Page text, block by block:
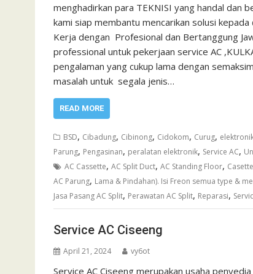
menghadirkan para TEKNISI yang handal dan
kami siap membantu mencarikan solusi
Kerja dengan Profesional dan Bertanggung
professional untuk pekerjaan service AC
pengalaman yang cukup lama dengan
masalah untuk segala jenis…
READ MORE
BSD, Cibadung, Cibinong, Cidokom, Curug,
Parung, Pengasinan, peralatan elektronik, Service AC,
AC Cassette, AC Split Duct, AC Standing Floor, Casette
AC Parung, Lama & Pindahan). Isi Freon semua type &
Jasa Pasang AC Split, Perawatan AC Split, Reparasi,
Service AC Ciseeng
April 21, 2024 vy6ot
Service AC Ciseeng merupakan usaha